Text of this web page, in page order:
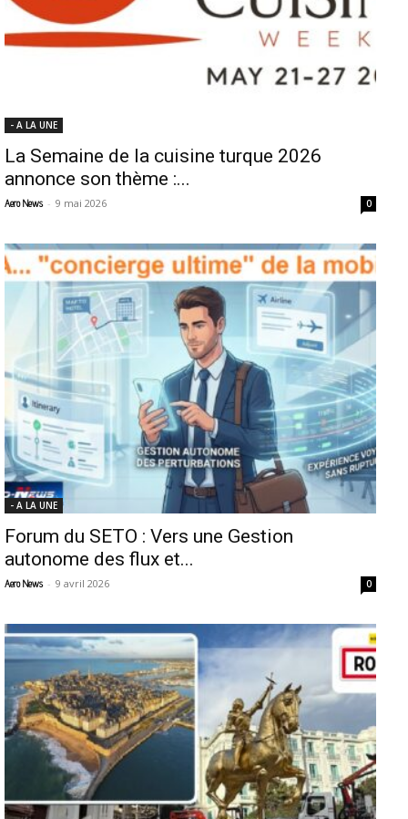
- A LA UNE
La Semaine de la cuisine turque 2026
annonce son thème :...
Aero News - 9 mai 2026 0
- A LA UNE
Forum du SETO : Vers une Gestion
autonome des flux et...
Aero News - 9 avril 2026 0